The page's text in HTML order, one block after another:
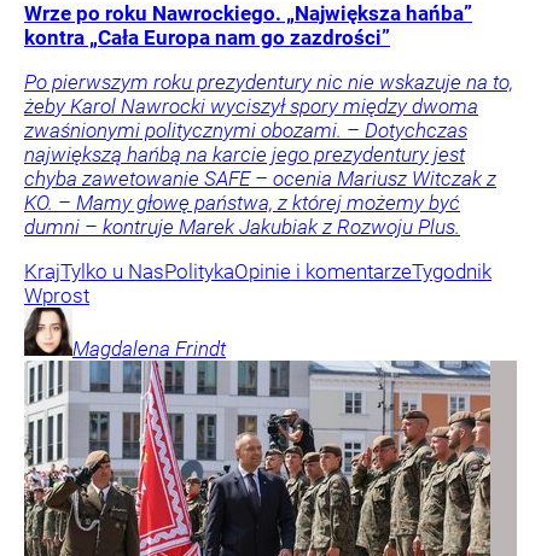
Wrze po roku Nawrockiego. „Największa hańba”
kontra „Cała Europa nam go zazdrości”
Po pierwszym roku prezydentury nic nie wskazuje na to,
żeby Karol Nawrocki wyciszył spory między dwoma
zwaśnionymi politycznymi obozami. – Dotychczas
największą hańbą na karcie jego prezydentury jest
chyba zawetowanie SAFE – ocenia Mariusz Witczak z
KO. – Mamy głowę państwa, z której możemy być
dumni – kontruje Marek Jakubiak z Rozwoju Plus.
KrajTylko u NasPolitykaOpinie i komentarzeTygodnik
Wprost
Magdalena Frindt